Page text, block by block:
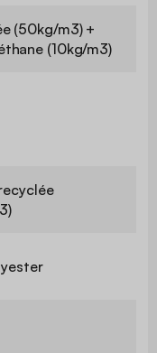
(50kg/m3) +
(10kg/m3)